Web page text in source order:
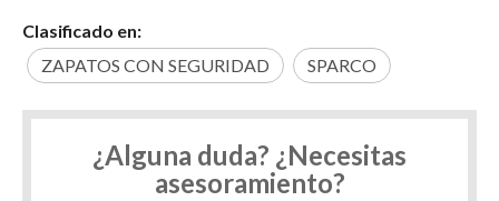
Clasificado en:
ZAPATOS CON SEGURIDAD
SPARCO
¿Alguna duda? ¿Necesitas
asesoramiento?